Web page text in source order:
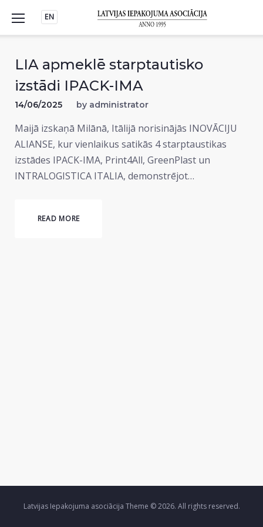
content
EN
LIA apmeklē starptautisko
izstādi IPACK-IMA
14/06/2025 by administrator
Maijā izskaņā Milānā, Itālijā norisinājās INOVĀCIJU
ALIANSE, kur vienlaikus satikās 4 starptaustikas
izstādes IPACK-IMA, Print4All, GreenPlast un
INTRALOGISTICA ITALIA, demonstrējot…
READ MORE
Latvijas Iepakojuma asociācija Theme © 2026. All rights reserved.